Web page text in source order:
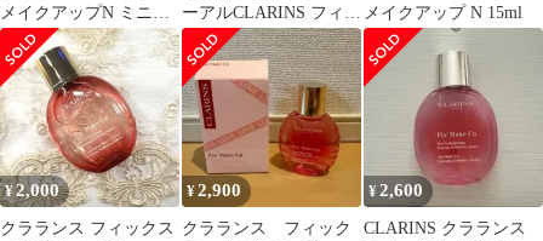
メイクアップN ミニサ
イズ 15ml
ーアルCLARINS フィッ
クス メイクアップ
15ml
メイクアップ N 15ml
¥2,000
クラランス フィックス
¥2,900
クラランス フィック
¥2,600
CLARINS クラランス